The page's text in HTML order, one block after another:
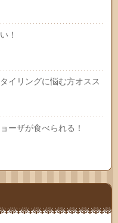
！
イリングに悩む方オスス
ーザが食べられる！